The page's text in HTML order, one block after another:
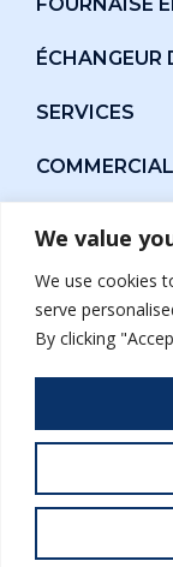
We value
We use cookies
serve
By clicking
ÉCHANGEUR
SERVICES
COMMERCIAL
GUIDE
2021 ©